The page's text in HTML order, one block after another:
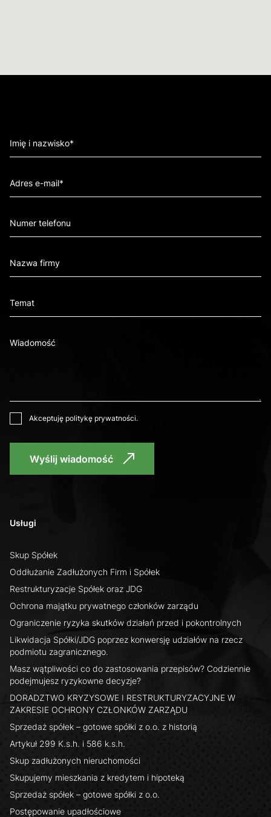
Usługi
Skup Spółek
Oddłużanie Zadłużonych Firm i Spółek
Restrukturyzacje Spółek oraz JDG
Ochrona majątku prywatnego członków zarządu
Ograniczenie ryzyka skutków działań przed i pokontrolnych
Likwidacja Spółki/JDG poprzez konwersję udziałów na rzecz
podmiotu zagranicznego.
Masz wątpliwości co do zastosowania przepisów? Codziennie
podejmujesz ryzykowne decyzje?
DORADZTWO KRYZYSOWE I RESTRUKTURYZACYJNE W
ZAKRESIE OCHRONY CZŁONKÓW ZARZĄDU
Sprzedaż spółek – gotowe spółki z o.o. z historią
Artykuł 299 K.s.h. i 586 k.s.h.
Skup zadłużonych nieruchomości
Skupujemy mieszkania z kredytem i hipoteką
Sprzedaż spółek – gotowe spółki z o.o.
Postępowanie upadłościowe
Akceptuję politykę prywatności.
Wyślij wiadomość